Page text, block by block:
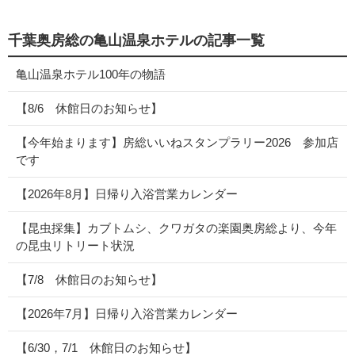
千葉奥房総の亀山温泉ホテルの記事一覧
亀山温泉ホテル100年の物語
【8/6 休館日のお知らせ】
【今年始まります】房総いいねスタンプラリー2026 参加店
です
【2026年8月】日帰り入浴営業カレンダー
【昆虫採集】カブトムシ、クワガタの楽園奥房総より、今年
の昆虫リトリート状況
【7/8 休館日のお知らせ】
【2026年7月】日帰り入浴営業カレンダー
【6/30，7/1 休館日のお知らせ】